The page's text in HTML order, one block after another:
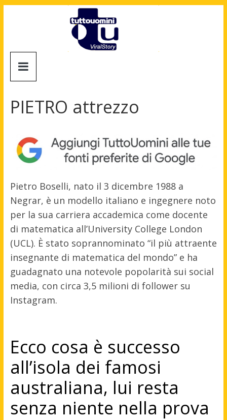
Tuttouomini
Cinema,
news
moda
maschile
PIETRO attrezzo
Pietro Boselli, nato il 3 dicembre 1988 a
Negrar, è un modello italiano e ingegnere noto
per la sua carriera accademica come docente
di matematica all’University College London
(UCL). È stato soprannominato “il più attraente
insegnante di matematica del mondo” e ha
guadagnato una notevole popolarità sui social
media, con circa 3,5 milioni di follower su
Instagram.
Ecco cosa è successo
all’isola dei famosi
australiana, lui resta
senza niente nella prova